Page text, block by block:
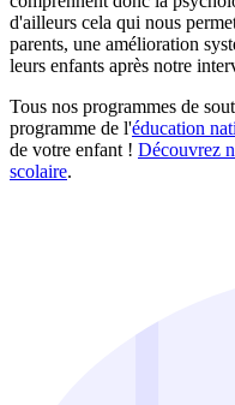
d'ailleurs cela qui nous
parents, une amélioration
leurs enfants après notre
Tous nos programmes de
programme de l'éducation
de votre enfant ! Découvrez
scolaire.